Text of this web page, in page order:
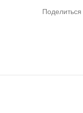
Поделиться